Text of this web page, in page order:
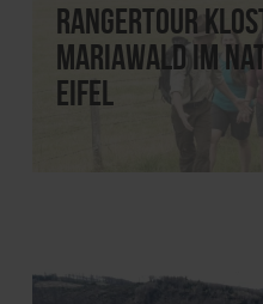
Rangertour
Mariawald im
Eifel